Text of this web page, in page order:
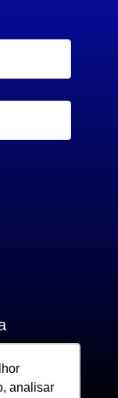
analisar
analisar